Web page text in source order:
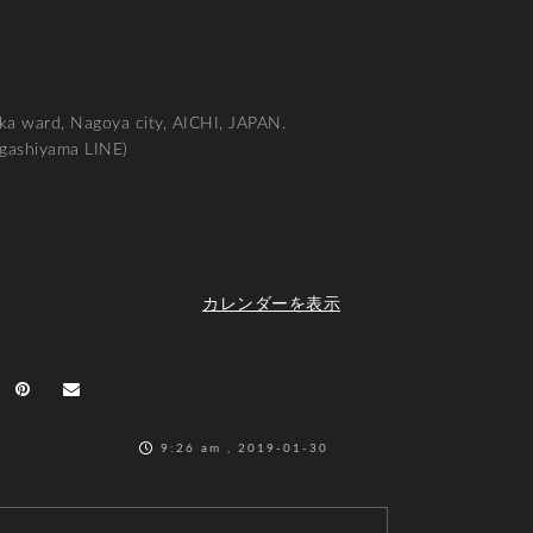
ward, Nagoya city, AICHI, JAPAN.
LINE)
カレンダーを表示
9:26 am , 2019-01-30